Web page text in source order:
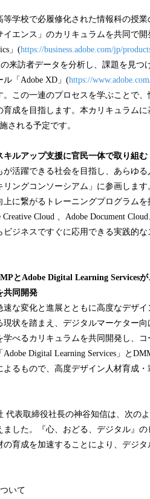
等学校で必履修化された情報科の授
イエンス」のカリキュラムを共同で
」(https://business.adobe.com/jp/
来訪者データを分析し、課題を見
ル「Adobe XD」(https://
。この一連のプロセスを学ぶことで
育成を目指します。本カリキュラム
される予定です。
キルアップ支援に官民一体で取り組
が活躍できる社会を目指し、あらゆ
リングコンソーシアム」に参画しま
上に繋がるトレーニングプログラム
Creative Cloud 、Adobe Document
ビジネスですぐに応用できる実践的
とAdobe Digital Learning Services
共同開発
速な変化と進展とともに高度なデザ
現状を踏まえ、デジタルマーケター
学べるカリキュラムを共同開発し、
Adobe Digital Learning Services」と
よるもので、高度デザイン人材育成・
代表取締役社長の神谷知信は、次の
ました。『心、おどる、デジタル』
の育成を加速することにより、デジ
いて